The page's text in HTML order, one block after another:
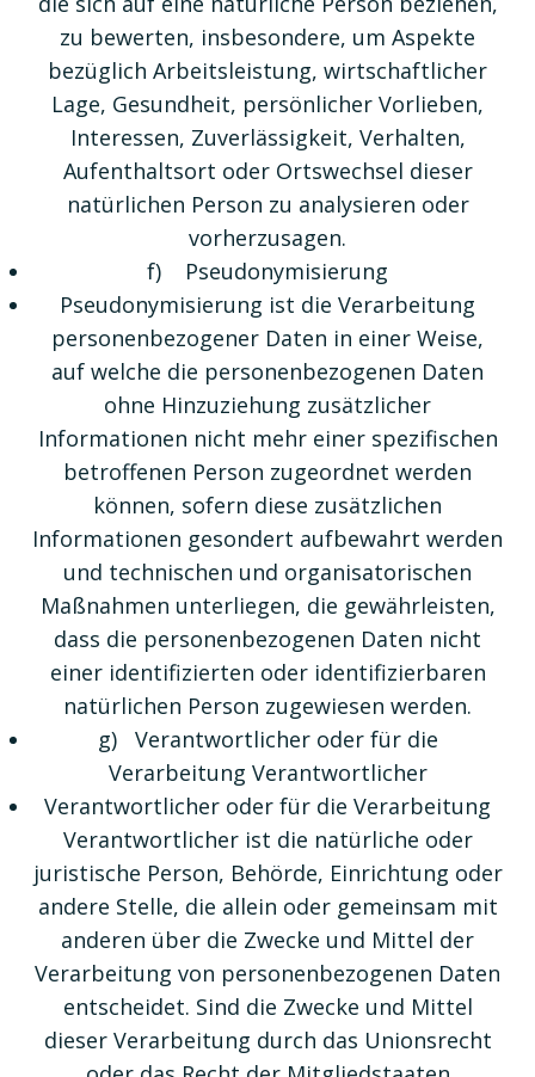
zu bewerten, insbesondere, um Aspekte
bezüglich Arbeitsleistung, wirtschaftlicher
Lage, Gesundheit, persönlicher Vorlieben,
Interessen, Zuverlässigkeit, Verhalten,
Aufenthaltsort oder Ortswechsel dieser
natürlichen Person zu analysieren oder
vorherzusagen.
f) Pseudonymisierung
Pseudonymisierung ist die Verarbeitung
personenbezogener Daten in einer Weise,
auf welche die personenbezogenen Daten
ohne Hinzuziehung zusätzlicher
Informationen nicht mehr einer spezifischen
betroffenen Person zugeordnet werden
können, sofern diese zusätzlichen
Informationen gesondert aufbewahrt werden
und technischen und organisatorischen
Maßnahmen unterliegen, die gewährleisten,
dass die personenbezogenen Daten nicht
einer identifizierten oder identifizierbaren
natürlichen Person zugewiesen werden.
g) Verantwortlicher oder für die
Verarbeitung Verantwortlicher
Verantwortlicher oder für die Verarbeitung
Verantwortlicher ist die natürliche oder
juristische Person, Behörde, Einrichtung oder
andere Stelle, die allein oder gemeinsam mit
anderen über die Zwecke und Mittel der
Verarbeitung von personenbezogenen Daten
entscheidet. Sind die Zwecke und Mittel
dieser Verarbeitung durch das Unionsrecht